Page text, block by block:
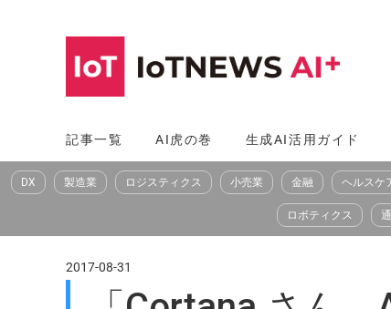
へ
ス
記事一覧 AI虎の巻 生成AI活用ガイド
DX 製造業 ロジスティクス 小売業 金融 ヘルスケ
ロボティクス
2017-08-31